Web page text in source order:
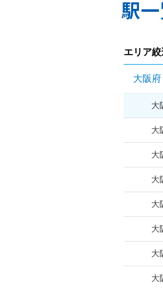
駅
エリア
大阪府
大
大
大
大
大
大
大
大